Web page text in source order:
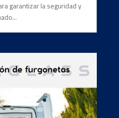
garantizar la seguridad y